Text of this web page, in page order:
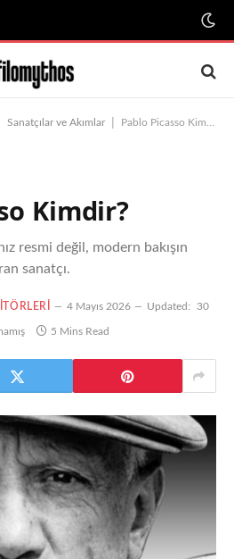
Sanatçılar ve Akımlar Pablo Picasso Kimdir?
Kimdir?
resmi değil, modern bakışın
sanatçı.
4 Mayıs 2026 Updated: 30
5 Mins Read